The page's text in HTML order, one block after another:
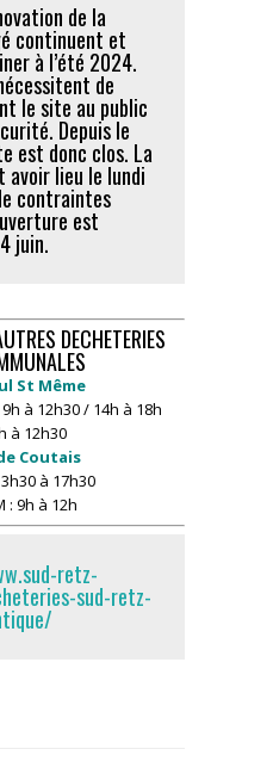
de la
continuent et
à l’été 2024.
de
le site au public
Depuis le
est donc clos. La
avoir lieu le lundi
contraintes
est
juin.
DECHETERIES
St Même
9h à 12h30 / 14h à 18h
à 12h30
Coutais
à 17h30
: 9h à 12h
retz-
sud-retz-